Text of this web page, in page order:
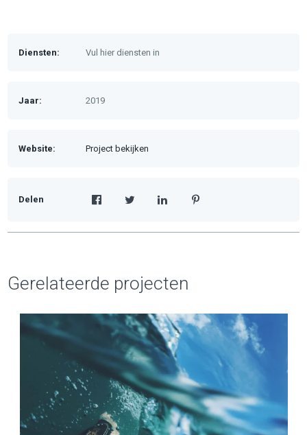
Diensten: Vul hier diensten in
Jaar: 2019
Website: Project bekijken
Delen
Gerelateerde projecten